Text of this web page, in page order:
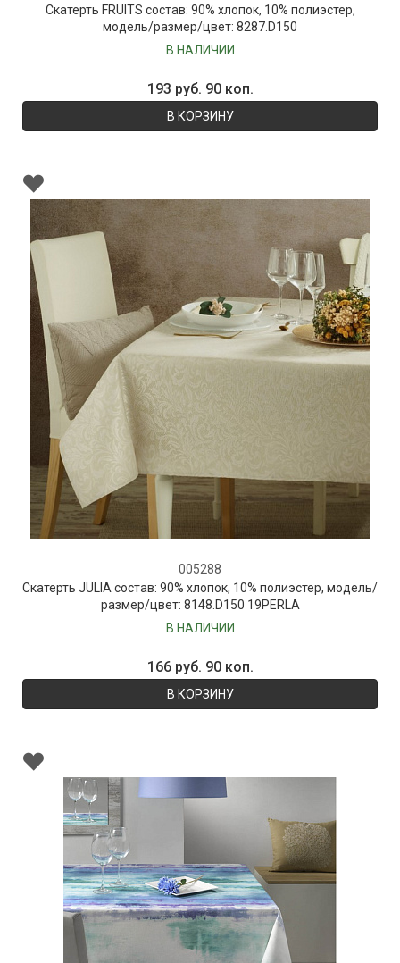
Скатерть FRUITS состав: 90% хлопок, 10% полиэстер,
модель/размер/цвет: 8287.D150
В НАЛИЧИИ
193 руб. 90 коп.
В КОРЗИНУ
005288
Скатерть JULIA состав: 90% хлопок, 10% полиэстер, модель/
размер/цвет: 8148.D150 19PERLA
В НАЛИЧИИ
166 руб. 90 коп.
В КОРЗИНУ